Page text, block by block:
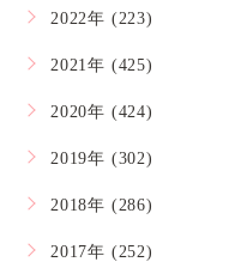
2022年 (223)
2021年 (425)
2020年 (424)
2019年 (302)
2018年 (286)
2017年 (252)